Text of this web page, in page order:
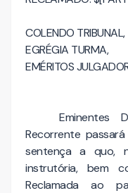
COLENDO TRIBUNAL,
EGRÉGIA TURMA,
EMÉRITOS
Eminentes
Recorrente
sentença a quo,
instrutória, bem
Reclamada ao